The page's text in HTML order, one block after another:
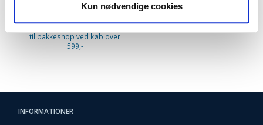
Kun nødvendige cookies
m/Moms
39,00 til pakkehops. Fri fragt
til pakkeshop ved køb over
599,-
INFORMATIONER